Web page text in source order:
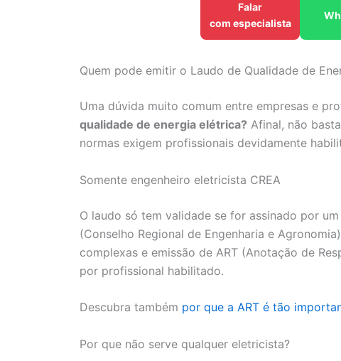
Falar
com especialista
Quem pode emitir o Laudo de Qualidade de
Uma dúvida muito comum entre empresas e
qualidade de energia elétrica? Afinal, não
normas exigem profissionais devidamente
Somente engenheiro eletricista CREA
O laudo só tem validade se for assinado por um
(Conselho Regional de Engenharia e
complexas e emissão de ART (Anotação de
por profissional habilitado.
Descubra também por que a ART é tão
Por que não serve qualquer eletricista?